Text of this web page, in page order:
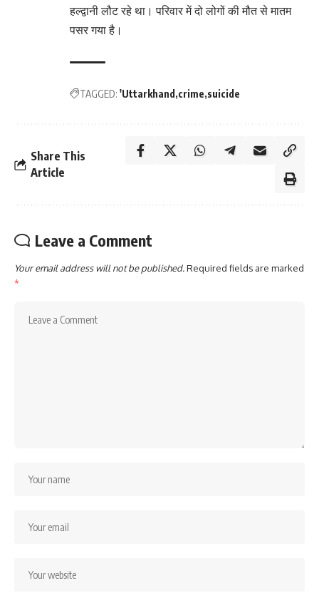
हल्द्वानी लौट रहे था। परिवार में दो लोगों की मौत से मातम
पसर गया है।
TAGGED: 'Uttarkhand crime suicide
Share This
Article
Leave a Comment
Your email address will not be published.Required fields are marked
*